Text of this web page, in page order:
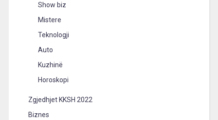
Show biz
Mistere
Teknologji
Auto
Kuzhinë
Horoskopi
Zgjedhjet KKSH 2022
Biznes